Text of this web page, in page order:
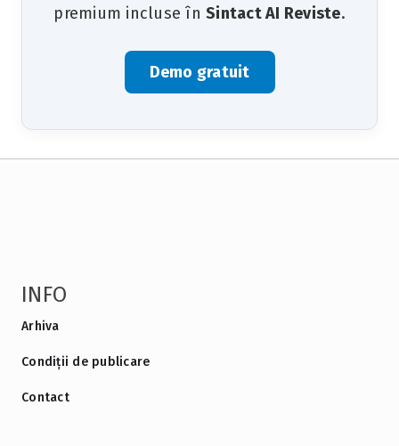
premium incluse în Sintact AI Reviste.
Demo gratuit
INFO
Arhiva
Condiții de publicare
Contact